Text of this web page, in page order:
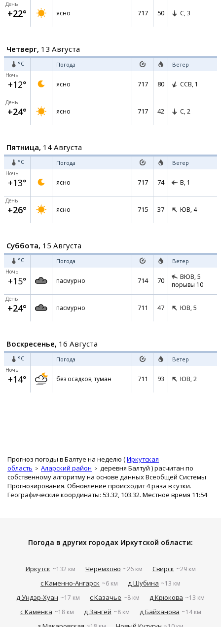
День
+22° ясно 717 50 С, 3
Четверг, 13 Августа
°C Погода Ветер
Ночь
+12° ясно 717 80 ССВ, 1
День
+24° ясно 717 42 С, 2
Пятница, 14 Августа
°C Погода Ветер
Ночь
+13° ясно 717 74 В, 1
День
+26° ясно 715 37 ЮВ, 4
Суббота, 15 Августа
°C Погода Ветер
Ночь
+15° пасмурно 714 70 ВЮВ, 5
порывы 10
День
+24° пасмурно 711 47 ЮВ, 5
Воскресенье, 16 Августа
°C Погода Ветер
Ночь
+14° без осадков, туман 711 93 ЮВ, 2
Прогноз погоды в Балтуе на неделю (Иркутская
область
Аларский район деревня Балтуй ) расчитан по
собственному алгоритму на основе данных Всеобщей Системы
Прогнозирования. Обновление происходит 4 раза в сутки.
Географические координаты: 53.32, 103.32. Местное время 11:54
Погода в других городах Иркутской области:
Иркутск ~132 км Черемхово ~26 км Свирск ~29 км
с Каменно-Ангарск ~6 км д Шубина ~13 км
д Ундэр-Хуан ~17 км с Казачье ~8 км д Крюкова ~13 км
с Каменка ~18 км д Зангей ~8 км д Байханова ~14 км